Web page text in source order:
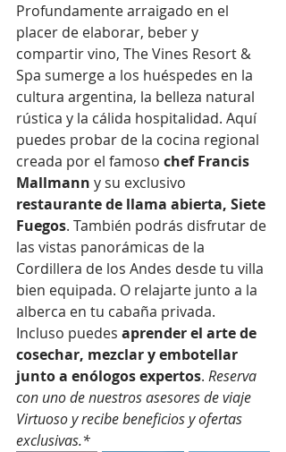
Profundamente arraigado en el
placer de elaborar, beber y
compartir vino, The Vines Resort &
Spa sumerge a los huéspedes en la
cultura argentina, la belleza natural
rústica y la cálida hospitalidad. Aquí
puedes probar de la cocina regional
creada por el famoso chef Francis
Mallmann y su exclusivo
restaurante de llama abierta, Siete
Fuegos. También podrás disfrutar de
las vistas panorámicas de la
Cordillera de los Andes desde tu villa
bien equipada. O relajarte junto a la
alberca en tu cabaña privada.
Incluso puedes aprender el arte de
cosechar, mezclar y embotellar
junto a enólogos expertos. Reserva
con uno de nuestros asesores de viaje
Virtuoso y recibe beneficios y ofertas
exclusivas.*